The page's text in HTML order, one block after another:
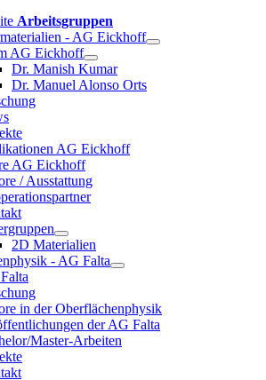
Arbeitsgruppen
- AG Eickhoff
AG Eickhoff
Dr. Manish Kumar
Dr. Manuel Alonso Orts
AG Eickhoff
AG Eickhoff
/ Ausstattung
2D Materialien
- AG Falta
in der Oberflächenphysik
der AG Falta
Master-Arbeiten